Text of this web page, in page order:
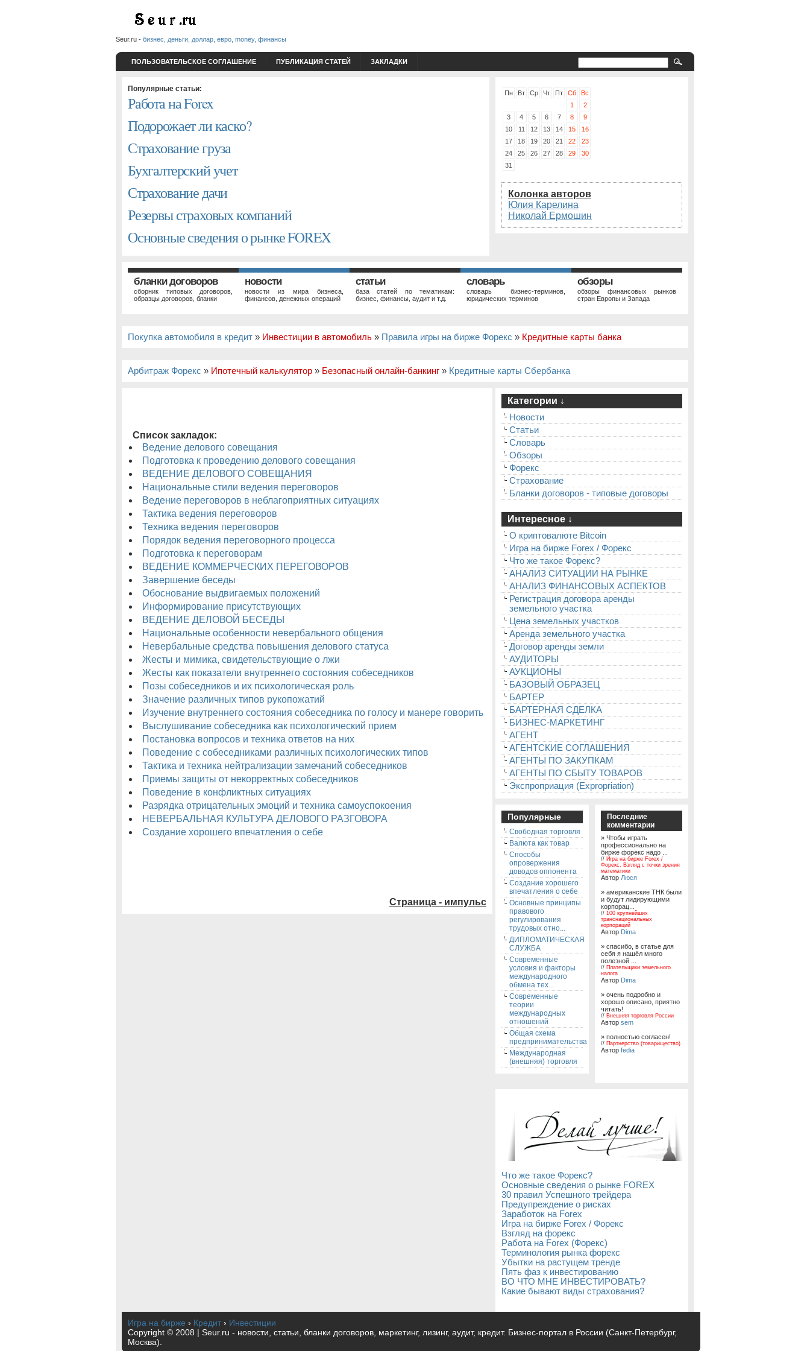
Seur.ru - бизнес, деньги, доллар, евро, money, финансы
ПОЛЬЗОВАТЕЛЬСКОЕ СОГЛАШЕНИЕ ПУБЛИКАЦИЯ СТАТЕЙ ЗАКЛАДКИ
Популярные статьи:
Работа на Forex
Подорожает ли каско?
Страхование груза
Бухгалтерский учет
Страхование дачи
Резервы страховых компаний
Основные сведения о рынке FOREX
Пн Вт Ср Чт Пт Сб
Вс
1
2
3
4 5 6 7 8
9
10
11 12 13 14 15
16
17
18 19 20 21 22
23
24
25 26 27 28 29
30
31
Колонка авторов
Юлия Карелина
Николай Ермошин
бланки договоров
сборник типовых договоров,
образцы договоров, бланки
новости
новости из мира бизнеса,
финансов, денежных операций
статьи
база статей по тематикам:
бизнес, финансы, аудит и т.д.
словарь
словарь бизнес-терминов,
юридических терминов
обзоры
обзоры финансовых рынков
стран Европы и Запада
Покупка автомобиля в кредит » Инвестиции в автомобиль » Правила игры на бирже Форекс » Кредитные карты банка
Арбитраж Форекс » Ипотечный калькулятор » Безопасный онлайн-банкинг » Кредитные карты Сбербанка
Список закладок:
Ведение делового совещания
Подготовка к проведению делового совещания
ВЕДЕНИЕ ДЕЛОВОГО СОВЕЩАНИЯ
Национальные стили ведения переговоров
Ведение переговоров в неблагоприятных ситуациях
Тактика ведения переговоров
Техника ведения переговоров
Порядок ведения переговорного процесса
Подготовка к переговорам
ВЕДЕНИЕ КОММЕРЧЕСКИХ ПЕРЕГОВОРОВ
Завершение беседы
Обоснование выдвигаемых положений
Информирование присутствующих
ВЕДЕНИЕ ДЕЛОВОЙ БЕСЕДЫ
Национальные особенности невербального общения
Невербальные средства повышения делового статуса
Жесты и мимика, свидетельствующие о лжи
Жесты как показатели внутреннего состояния собеседников
Позы собеседников и их психологическая роль
Значение различных типов рукопожатий
Изучение внутреннего состояния собеседника по голосу и манере говорить
Выслушивание собеседника как психологический прием
Постановка вопросов и техника ответов на них
Поведение с собеседниками различных психологических типов
Тактика и техника нейтрализации замечаний собеседников
Приемы защиты от некорректных собеседников
Поведение в конфликтных ситуациях
Разрядка отрицательных эмоций и техника самоуспокоения
НЕВЕРБАЛЬНАЯ КУЛЬТУРА ДЕЛОВОГО РАЗГОВОРА
Создание хорошего впечатления о себе
Страница - импульс
Категории ↓
Новости
Статьи
Словарь
Обзоры
Форекс
Страхование
Бланки договоров - типовые договоры
Интересное ↓
О криптовалюте Bitcoin
Игра на бирже Forex / Форекс
Что же такое Форекс?
АНАЛИЗ СИТУАЦИИ НА РЫНКЕ
АНАЛИЗ ФИНАНСОВЫХ АСПЕКТОВ
Регистрация договора аренды
земельного участка
Цена земельных участков
Аренда земельного участка
Договор аренды земли
АУДИТОРЫ
АУКЦИОНЫ
БАЗОВЫЙ ОБРАЗЕЦ
БАРТЕР
БАРТЕРНАЯ СДЕЛКА
БИЗНЕС-МАРКЕТИНГ
АГЕНТ
АГЕНТСКИЕ СОГЛАШЕНИЯ
АГЕНТЫ ПО ЗАКУПКАМ
АГЕНТЫ ПО СБЫТУ ТОВАРОВ
Экспроприация (Expropriation)
Популярные
Свободная торговля
Валюта как товар
Способы
опровержения
доводов оппонента
Создание хорошего
впечатления о себе
Основные принципы
правового
регулирования
трудовых отно...
ДИПЛОМАТИЧЕСКАЯ
СЛУЖБА
Современные
условия и факторы
международного
обмена тех...
Современные
теории
международных
отношений
Общая схема
предпринимательства
Международная
(внешняя) торговля
Последние
комментарии
» Чтобы играть
профессионально на
бирже форекс надо ...
// Игра на бирже Forex /
Форекс. Взгляд с точки зрения
математики
Автор Люся
» американские ТНК были
и будут лидирующими
корпорац...
// 100 крупнейших
транснациональных
корпораций
Автор Dima
» спасибо, в статье для
себя я нашёл много
полезной ...
// Плательщики земельного
налога
Автор Dima
» очень подробно и
хорошо описано, приятно
читать!
// Внешняя торговля России
Автор sem
» полностью согласен!
// Партнерство (товарищество)
Автор fedia
Что же такое Форекс?
Основные сведения о рынке FOREX
30 правил Успешного трейдера
Предупреждение о рисках
Заработок на Forex
Игра на бирже Forex / Форекс
Взгляд на форекс
Работа на Forex (Форекс)
Терминология рынка форекс
Убытки на растущем тренде
Пять фаз к инвестированию
ВО ЧТО МНЕ ИНВЕСТИРОВАТЬ?
Какие бывают виды страхования?
Игра на бирже › Кредит › Инвестиции
Copyright © 2008 | Seur.ru - новости, статьи, бланки договоров, маркетинг, лизинг, аудит, кредит. Бизнес-портал в России (Санкт-Петербург,
Москва).